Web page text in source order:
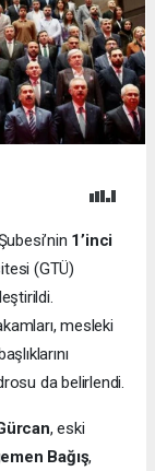
1’inci
(GTÜ)
mesleki
da belirlendi.
, eski
Bağış,